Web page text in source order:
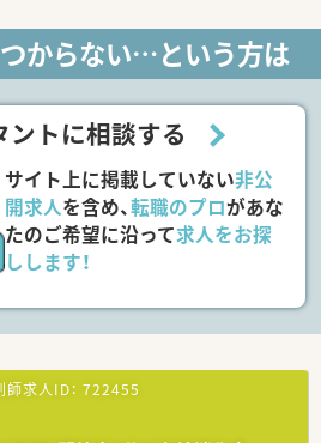
率化のために積極的に導入されており、散
導入済みです
活躍中！様々なライフイベントをご経験さ
用してご勤務を継続されています！
得して頂ける環境です◎
舗で行っており、往診同行もされています
もオススメです！
市駅どちらも徒歩圏内！交通アクセスが抜
です◎
取り組まれている薬局です！
メ◇
のご通勤したい方！
、長期的なご就業を叶えたい方！
からない…という方は
ントに相談する
サイト上に掲載していない非公
開求人を含め、転職のプロがあな
たのご希望に沿って求人をお探
しします！
師求人ID： 722455